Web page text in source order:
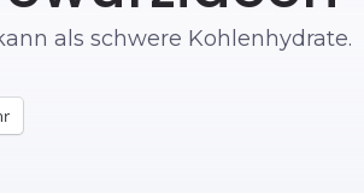
als schwere Kohlenhydrate.